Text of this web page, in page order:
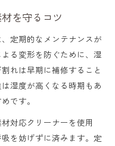
を守るコツ
定期的なメンテナンスが
る変形を防ぐために、湿
れは早期に補修すること
湿度が高くなる時期もあ
です。
対応クリーナーを使用
を妨げずに済みます。定